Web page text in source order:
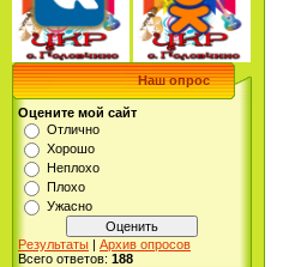
Наш опрос
Оцените мой сайт
Отлично
Хорошо
Неплохо
Плохо
Ужасно
Результаты | Архив опросов
Всего ответов: 188